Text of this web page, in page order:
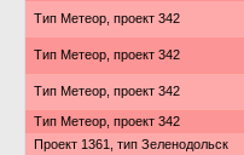
Тип Метеор, проект 342
Тип Метеор, проект 342
Тип Метеор, проект 342
Тип Метеор, проект 342
Проект 1361, тип Зеленодольск